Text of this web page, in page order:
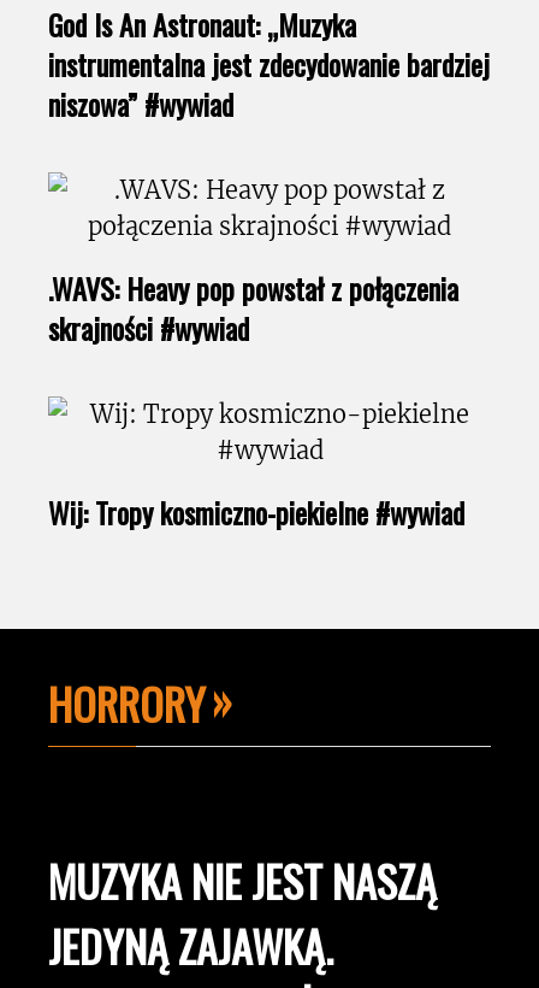
God Is An Astronaut: „Muzyka
instrumentalna jest zdecydowanie bardziej
niszowa” #wywiad
.WAVS: Heavy pop powstał z połączenia
skrajności #wywiad
Wij: Tropy kosmiczno-piekielne #wywiad
HORRORY
MUZYKA NIE JEST NASZĄ
JEDYNĄ ZAJAWKĄ.